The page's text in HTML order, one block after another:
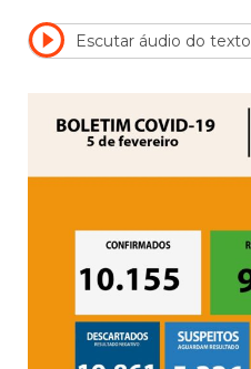
Escutar áudio do texto